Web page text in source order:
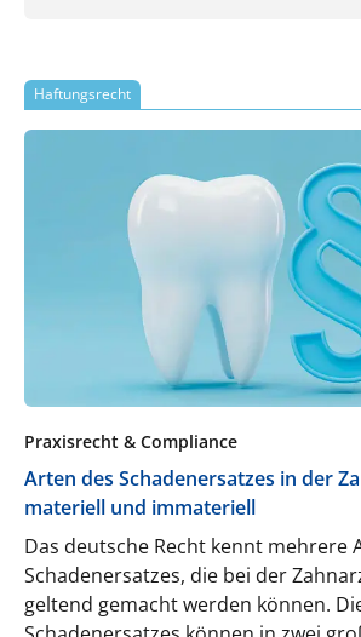
Haftungsrecht
Praxisrecht & Compliance
Arten des Schadenersatzes in der
materiell und immateriell
Das deutsche Recht kennt mehrere
Schadenersatzes, die bei der
geltend gemacht werden können.